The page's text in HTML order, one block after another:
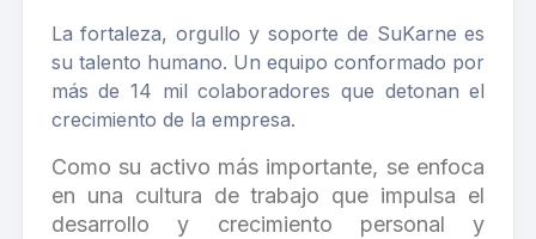
La fortaleza, orgullo y soporte de SuKarne es
su talento humano. Un equipo conformado por
más de 14 mil colaboradores que detonan el
crecimiento de la empresa.
Como su activo más importante, se enfoca
en una cultura de trabajo que impulsa el
desarrollo y crecimiento personal y